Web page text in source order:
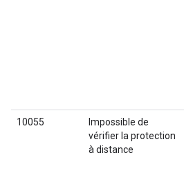
10055
Impossible de
vérifier la protection
à distance